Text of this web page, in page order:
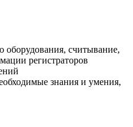
оборудования, считывание,
регистраторов
знания и умения,